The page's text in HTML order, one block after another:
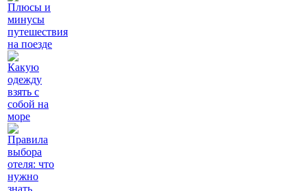
Плюсы и
минусы
путешествия
на поезде
Какую
одежду
взять с
собой на
море
Правила
выбора
отеля: что
нужно
знать